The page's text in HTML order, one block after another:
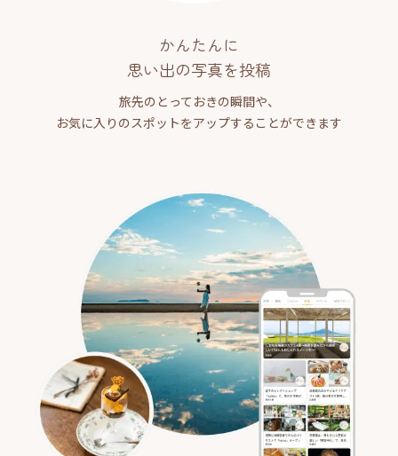
かんたんに
思い出の写真を投稿
旅先のとっておきの瞬間や、
お気に入りのスポットをアップすることができます